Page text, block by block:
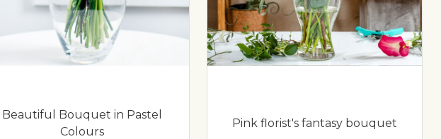
Beautiful Bouquet in Pastel
Colours
Pink florist's fantasy bouquet